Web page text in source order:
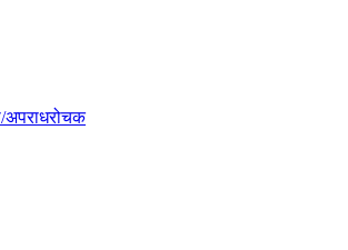
अपराधरोचक